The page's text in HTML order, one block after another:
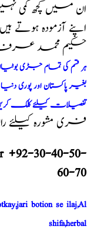
ان میں کچھ کمی
اپنے آزمودہ
حکیم محمد
ہر قسم کی تمام جڑی
بغیر پاکستان اور پوری
تفصیلات کیلئے کلک
فری مشورہ کیلئے
+92-30-40-50-
60-70
botion se ilaj,Al
shifa,herbal